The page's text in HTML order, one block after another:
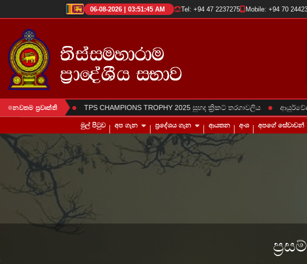
06-08-2026 | 03:51:45 AM Tel: +94 47 2237275 Mobile: +94 70
නවතම ප්‍රවෘත්ති
සිදුකරන ලදී. ● TPS CHAMPIONS TROPHY 2025 සුහද ක්‍රිකට් තරගාවලිය ● ආයුර්වේද
මුල් පිටුව අප ගැන ප්‍රදේශය ගැන ආයතන අංශ අපගේ සේවාවන්